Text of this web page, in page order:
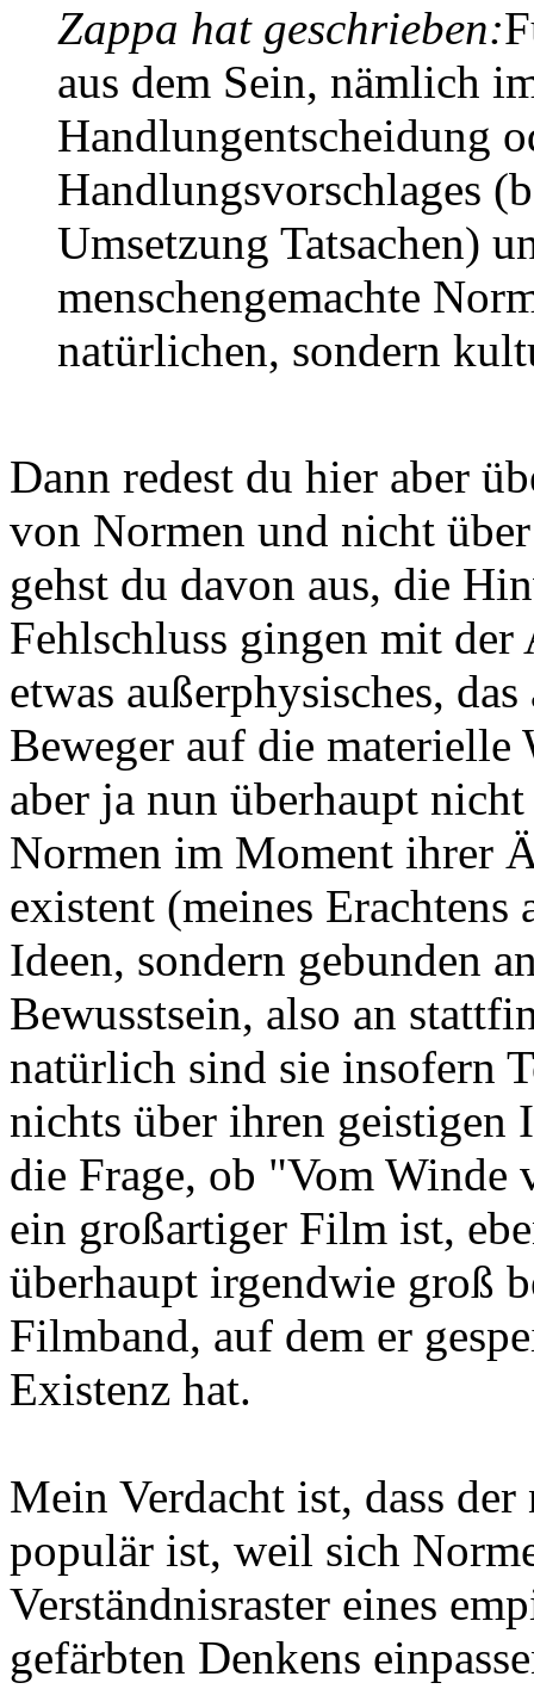
Zappa hat geschrieben:
aus dem Sein, nämlich
Handlungentscheidung
Handlungsvorschlages
Umsetzung Tatsachen)
menschengemachte
natürlichen, sondern
Dann redest du hier aber
von Normen und nicht
gehst du davon aus, die
Fehlschluss gingen mit der
etwas außerphysisches,
Beweger auf die
aber ja nun überhaupt
Normen im Moment ihrer
existent (meines
Ideen, sondern gebunden
Bewusstsein, also an
natürlich sind sie insofern
nichts über ihren geistigen
die Frage, ob "Vom Winde
ein großartiger Film ist,
überhaupt irgendwie groß
Filmband, auf dem er
Existenz hat.
Mein Verdacht ist, dass
populär ist, weil sich
Verständnisraster eines
gefärbten Denkens